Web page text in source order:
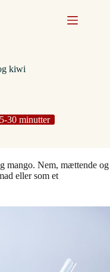
kiwi
30 minutter
mango. Nem, mættende og
eller som et